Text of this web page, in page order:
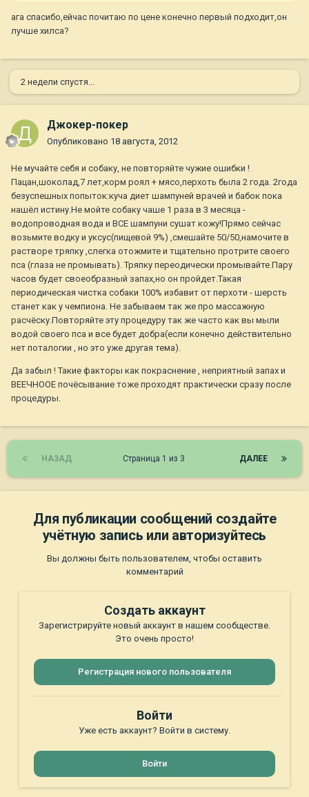
ага спасибо,ейчас почитаю по цене конечно первый подходит,он
лучше хилса?
2 недели спустя...
Джокер-покер
Опубликовано 18 августа, 2012
Не мучайте себя и собаку, не повторяйте чужие ошибки !
Пацан,шоколад,7 лет,корм роял + мясо,перхоть была 2 года. 2года
безуспешных попыток:куча диет шампуней врачей и бабок пока
нашёл истину.Не мойте собаку чаше 1 раза в 3 месяца -
водопроводная вода и ВСЕ шампуни сушат кожу!Прямо сейчас
возьмите водку и уксус(пищевой 9%) ,смешайте 50/50,намочите в
растворе тряпку ,слегка отожмите и тщательно протрите своего
пса (глаза не промывать). Тряпку переодически промывайте.Пару
часов будет своеобразный запах,но он пройдет.Такая
периодическая чистка собаки 100% избавит от перхоти - шерсть
станет как у чемпиона. Не забываем так же про массажную
расчёску.Повторяйте эту процедуру так же часто как вы мыли
водой своего пса и все будет добра(если конечно действительно
нет поталогии , но это уже другая тема).
Да забыл ! Такие факторы как покраснение , неприятный запах и
ВЕЕЧНООЕ почёсывание тоже проходят практически сразу после
процедуры.
НАЗАД ДАЛЕЕ
Страница 1 из 3
Для публикации сообщений создайте
учётную запись или авторизуйтесь
Вы должны быть пользователем, чтобы оставить
комментарий
Создать аккаунт
Зарегистрируйте новый аккаунт в нашем сообществе.
Это очень просто!
Регистрация нового пользователя
Войти
Уже есть аккаунт? Войти в систему.
Войти